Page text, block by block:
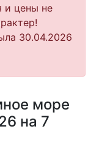
и цены не
30.04.2026
море
на 7